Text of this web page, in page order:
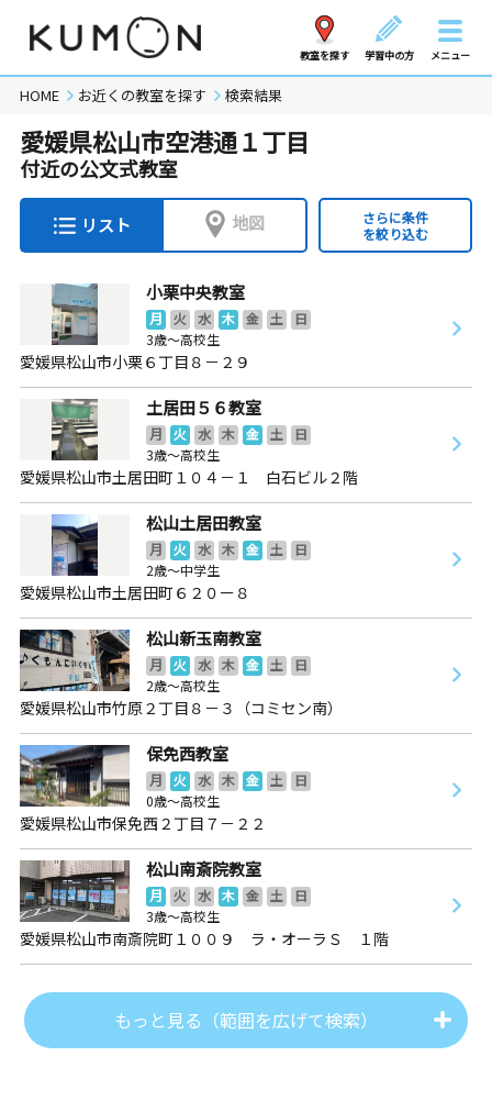
教室を探す 学習中の方 メニュー
HOME お近くの教室を探す 検索結果
愛媛県松山市空港通１丁目
付近の公文式教室
リスト 地図
さらに条件
を絞り込む
小栗中央教室
月 火 水 木 金 土
日
3歳～高校生
愛媛県松山市小栗６丁目８－２９
土居田５６教室
月 火 水 木 金 土
日
3歳～高校生
愛媛県松山市土居田町１０４－１ 白石ビル２階
松山土居田教室
月 火 水 木 金 土
日
2歳～中学生
愛媛県松山市土居田町６２０ー８
松山新玉南教室
月 火 水 木 金 土
日
2歳～高校生
愛媛県松山市竹原２丁目８－３（コミセン南）
保免西教室
月 火 水 木 金 土
日
0歳～高校生
愛媛県松山市保免西２丁目７－２２
松山南斎院教室
月 火 水 木 金 土
日
3歳～高校生
愛媛県松山市南斎院町１００９ ラ・オーラＳ １階
もっと見る（範囲を広げて検索）